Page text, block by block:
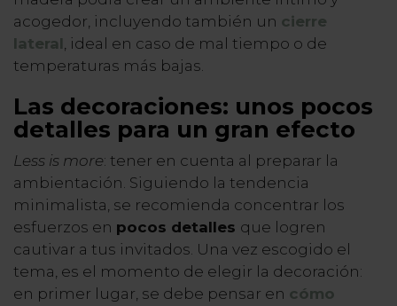
acogedor, incluyendo también un cierre
lateral, ideal en caso de mal tiempo o de
temperaturas más bajas.
Las decoraciones: unos pocos
detalles para un gran efecto
Less is more: tener en cuenta al preparar la
ambientación. Siguiendo la tendencia
minimalista, se recomienda concentrar los
esfuerzos en pocos detalles que logren
cautivar a tus invitados. Una vez escogido el
tema, es el momento de elegir la decoración:
en primer lugar, se debe pensar en cómo